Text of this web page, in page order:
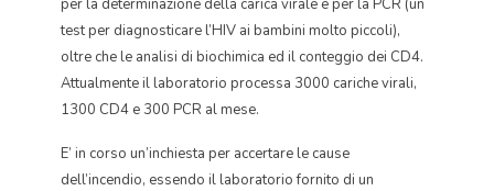
per la determinazione della carica virale e per la PCR (un
test per diagnosticare l’HIV ai bambini molto piccoli),
oltre che le analisi di biochimica ed il conteggio dei CD4.
Attualmente il laboratorio processa 3000 cariche virali,
1300 CD4 e 300 PCR al mese.
E’ in corso un’inchiesta per accertare le cause
dell’incendio, essendo il laboratorio fornito di un